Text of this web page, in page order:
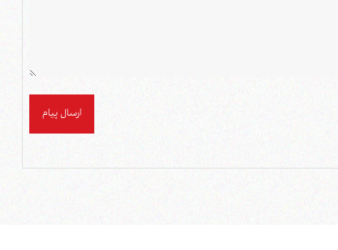
ارسال پیام